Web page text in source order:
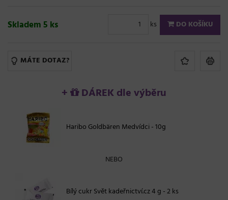
Skladem 5 ks ks DO KOŠÍKU
MÁTE DOTAZ?
+ DÁREK dle výběru
Haribo Goldbären Medvídci - 10g
NEBO
Bílý cukr Svět kadeřnictví.cz 4 g - 2 ks